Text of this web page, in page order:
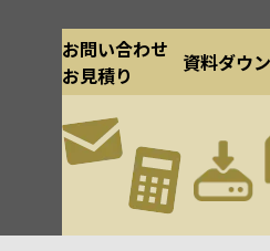
お問い合わせ
お見積り
資料ダウ